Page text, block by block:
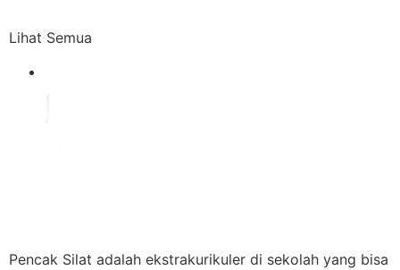
Lihat Semua
Pencak Silat adalah ekstrakurikuler di sekolah yang bisa